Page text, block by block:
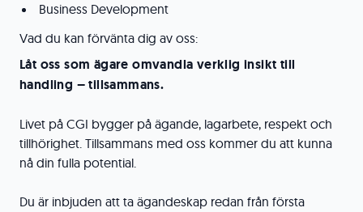
Business Development
Vad du kan förvänta dig av oss:
Låt oss som ägare omvandla verklig insikt till
handling – tillsammans.
Livet på CGI bygger på ägande, lagarbete, respekt och
tillhörighet. Tillsammans med oss kommer du att kunna
nå din fulla potential.
Du är inbjuden att ta ägandeskap redan från första